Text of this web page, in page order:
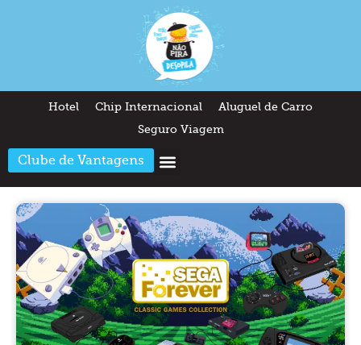
Hotel Chip Internacional
Aluguel de Carro
Seguro Viagem
Clube de Vantagens